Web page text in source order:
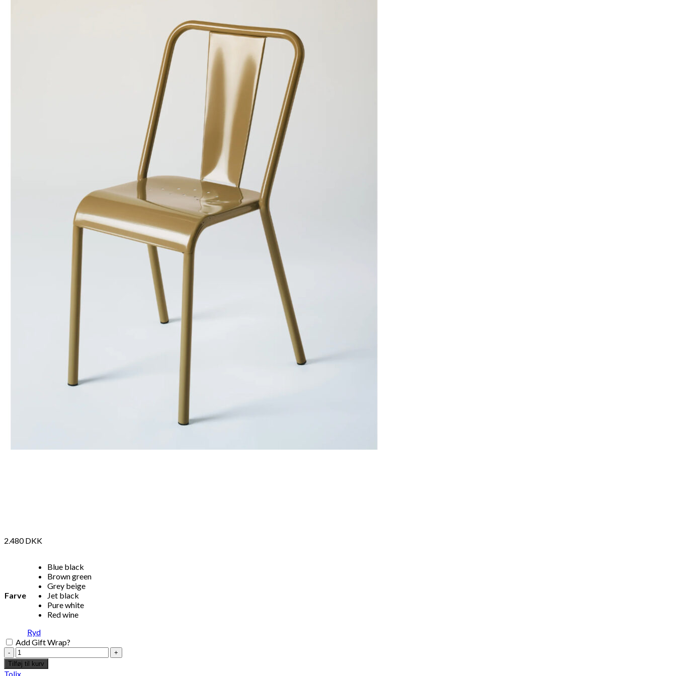
"Choucroute" Plakat - Peter Kjær-Andersen 70x100 cm
Tilføj til kurv
2.480DKK
Farve
Blue black
Brown green
Grey beige
Jet black
Pure white
Red wine
Ryd
Add Gift Wrap?
T37
-
Tolix
Tilføj til kurv
Tolix